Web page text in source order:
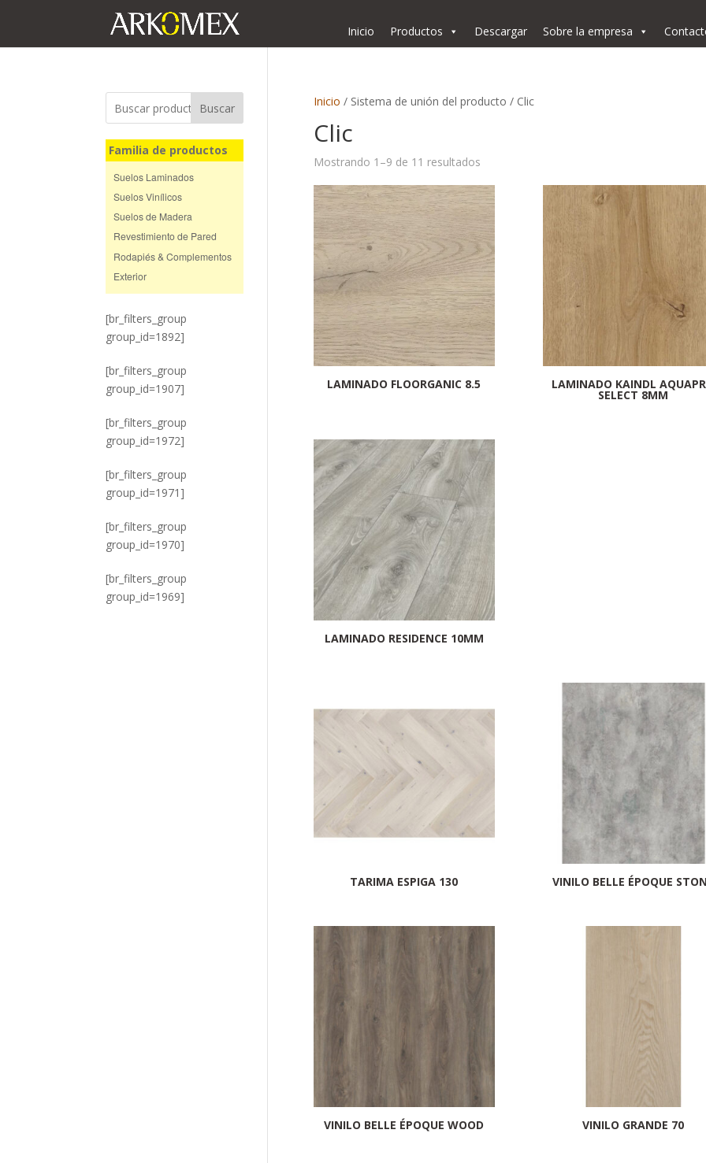
Inicio Productos Descargar Sobre la empresa
Inicio / Sistema de unión del producto / Clic
Clic
Mostrando 1–9 de 11 resultados
LAMINADO FLOORGANIC 8.5 LAMINADO KAINDL
SELECT 8MM
LAMINADO RESIDENCE 10MM
TARIMA ESPIGA 130 VINILO BELLE ÉPOQUE
VINILO BELLE ÉPOQUE WOOD VINILO GRANDE 70
Buscar
Familia de productos
Suelos Laminados
Suelos Vinílicos
Suelos de Madera
Revestimiento de Pared
Rodapiés & Complementos
Exterior
[br_filters_group
group_id=1892]
[br_filters_group
group_id=1907]
[br_filters_group
group_id=1972]
[br_filters_group
group_id=1971]
[br_filters_group
group_id=1970]
[br_filters_group
group_id=1969]